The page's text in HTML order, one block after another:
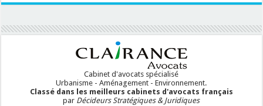
Cabinet d'avocats spécialisé
Urbanisme - Aménagement - Environnement.
Classé dans les meilleurs cabinets d'avocats français
par Décideurs Stratégiques & Juridiques